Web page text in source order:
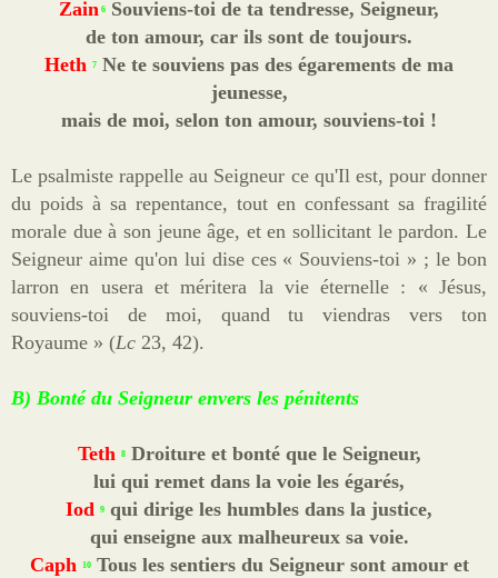
Zain 6
Souviens-toi de ta tendresse, Seigneur,
de ton amour, car ils sont de toujours.
Heth 7 Ne te souviens pas des égarements de ma
jeunesse,
mais de moi, selon ton amour, souviens-toi !
Le psalmiste rappelle au Seigneur ce qu'Il est, pour donner
du poids à sa repentance, tout en confessant sa fragilité
morale due à son jeune âge, et en sollicitant le pardon. Le
Seigneur aime qu'on lui dise ces « Souviens-toi » ; le bon
larron en usera et méritera la vie éternelle : « Jésus,
souviens-toi de moi, quand tu viendras vers ton
Royaume » (Lc 23, 42).
B) Bonté du Seigneur envers les pénitents
Teth 8Droiture et bonté que le Seigneur,
lui qui remet dans la voie les égarés,
Iod 9 qui dirige les humbles dans la justice,
qui enseigne aux malheureux sa voie.
Caph 10Tous les sentiers du Seigneur sont amour et